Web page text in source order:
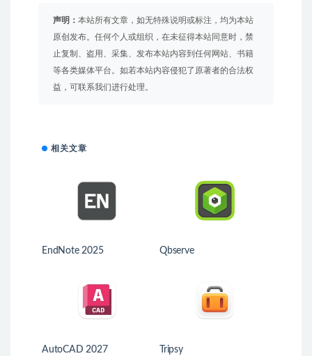
声明： 本站所有文章，如无特殊说明或标注，均为本站
原创发布。任何个人或组织，在未征得本站同意时，禁
止复制、盗用、采集、发布本站内容到任何网站、书籍
等各类媒体平台。如若本站内容侵犯了原著者的合法权
益，可联系我们进行处理。
相关文章
EndNote 2025 Qbserve
AutoCAD 2027 Tripsy